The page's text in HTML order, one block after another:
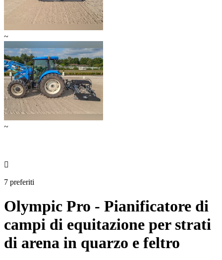
~
~

7 preferiti
Olympic Pro - Pianificatore di
campi di equitazione per strati
di arena in quarzo e feltro